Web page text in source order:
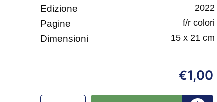
Edizione 2022
Pagine f/r colori
Dimensioni 15 x 21 cm
€1,00